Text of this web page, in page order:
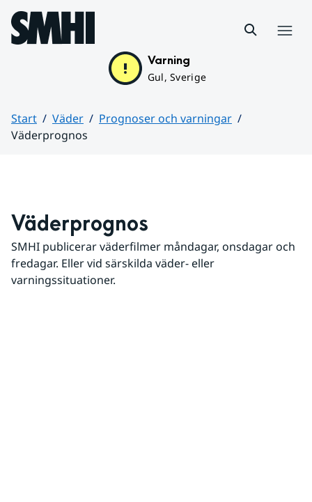
Hoppa till sidans innehåll
Varning
Gul, Sverige
Start Väder
Prognoser och varningar
Väderprognos
Väderprognos
SMHI publicerar väderfilmer måndagar, onsdagar och
fredagar. Eller vid särskilda väder- eller
varningssituationer.